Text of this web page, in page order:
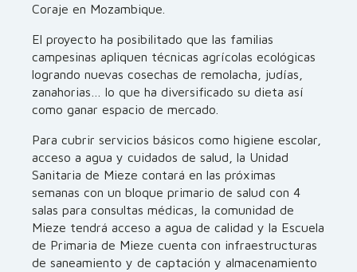
Coraje en Mozambique.
El proyecto ha posibilitado que las familias
campesinas apliquen técnicas agrícolas ecológicas
logrando nuevas cosechas de remolacha, judías,
zanahorias… lo que ha diversificado su dieta así
como ganar espacio de mercado.
Para cubrir servicios básicos como higiene escolar,
acceso a agua y cuidados de salud, la Unidad
Sanitaria de Mieze contará en las próximas
semanas con un bloque primario de salud con 4
salas para consultas médicas, la comunidad de
Mieze tendrá acceso a agua de calidad y la Escuela
de Primaria de Mieze cuenta con infraestructuras
de saneamiento y de captación y almacenamiento